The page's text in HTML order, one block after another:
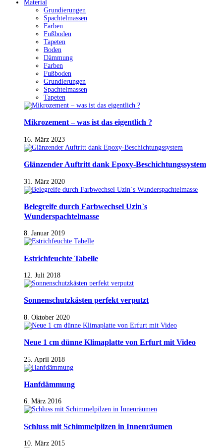
Material
Grundierungen
Spachtelmassen
Farben
Fußboden
Tapeten
Boden
Dämmung
Farben
Fußboden
Grundierungen
Spachtelmassen
Tapeten
Mikrozement – was ist das eigentlich ?
16. März 2023
Glänzender Auftritt dank Epoxy-Beschichtungssystem
31. März 2020
Belegreife durch Farbwechsel Uzin`s
Wunderspachtelmasse
8. Januar 2019
Estrichfeuchte Tabelle
12. Juli 2018
Sonnenschutzkästen perfekt verputzt
8. Oktober 2020
Neue 1 cm dünne Klimaplatte von Erfurt mit Video
25. April 2018
Hanfdämmung
6. März 2016
Schluss mit Schimmelpilzen in Innenräumen
10. März 2015